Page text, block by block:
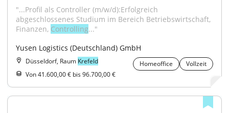
"...Profil als Controller (m/w/d):Erfolgreich
abgeschlossenes Studium im Bereich Betriebswirtschaft,
Finanzen, Controlling..."
Yusen Logistics (Deutschland) GmbH
Düsseldorf, Raum Krefeld Homeoffice
Vollzeit
Von 41.600,00 € bis 96.700,00 €